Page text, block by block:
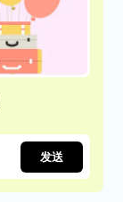
发送